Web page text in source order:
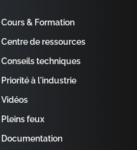
Cours & Formation
Centre de ressources
Conseils techniques
Priorité à l'industrie
Vidéos
Pleins feux
Documentation